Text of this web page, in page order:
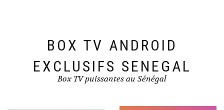
BOX TV ANDROID
EXCLUSIFS SENEGAL
Box TV puissantes au Sénégal